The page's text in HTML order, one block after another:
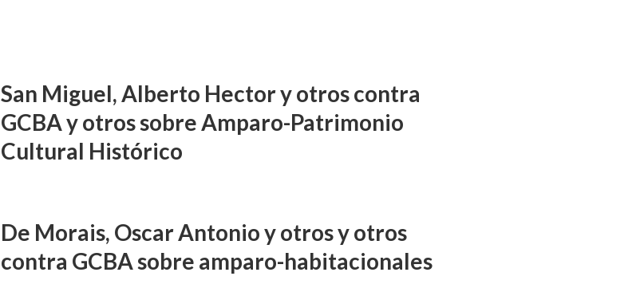
San Miguel, Alberto Hector y otros contra
GCBA y otros sobre Amparo-Patrimonio
Cultural Histórico
De Morais, Oscar Antonio y otros y otros
contra GCBA sobre amparo-habitacionales